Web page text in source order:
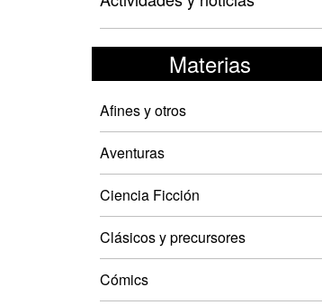
Materias
Afines y otros
Aventuras
Ciencia Ficción
Clásicos y precursores
Cómics